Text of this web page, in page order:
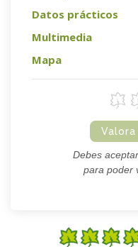
Datos prácticos
Multimedia
Mapa
Debes
para poder